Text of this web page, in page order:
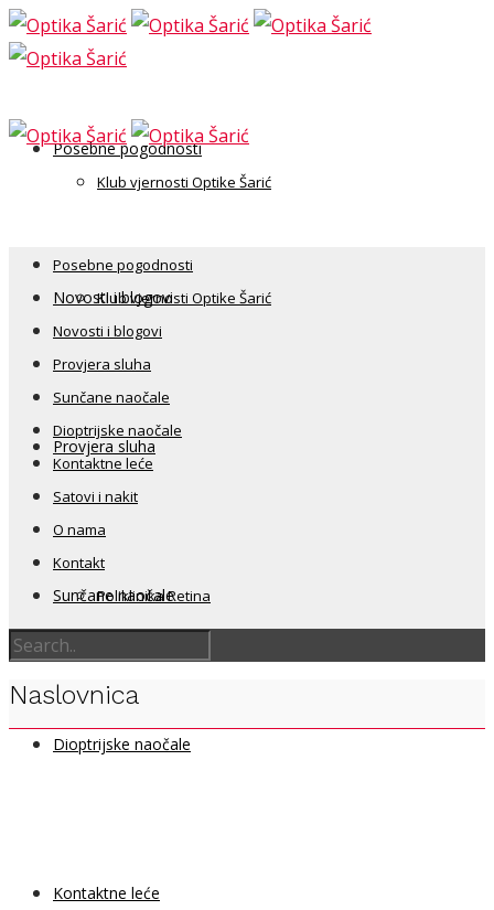
Posebne pogodnosti
Klub vjernosti Optike Šarić
Novosti i blogovi
Provjera sluha
Sunčane naočale
Dioptrijske naočale
Kontaktne leće
Posebne pogodnosti
Klub vjernosti Optike Šarić
Novosti i blogovi
Provjera sluha
Sunčane naočale
Dioptrijske naočale
Kontaktne leće
Satovi i nakit
O nama
Kontakt
Poliklinika Retina
Naslovnica